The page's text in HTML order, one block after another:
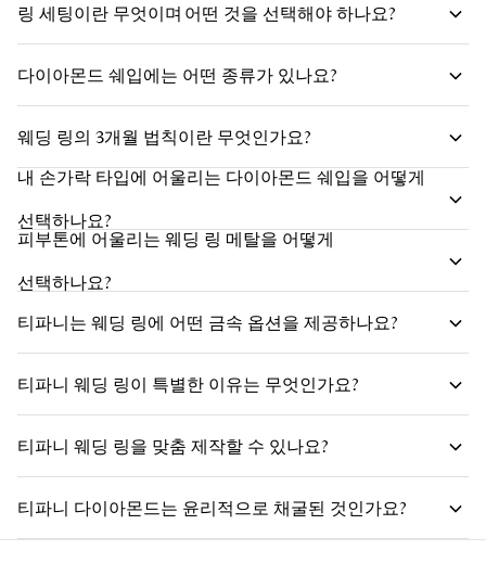
링 세팅이란 무엇이며 어떤 것을 선택해야 하나요?
유명한 세팅
다이아몬드 쉐입에는 어떤 종류가 있나요?
웨딩 링의 3개월 법칙이란 무엇인가요?
내 손가락 타입에 어울리는 다이아몬드 쉐입을 어떻게
선택하나요?
티파니 다이아몬드 쉐입을 살펴보고
피부톤에 어울리는 웨딩 링 메탈을 어떻게
선택하나요?
티파니는 웨딩 링에 어떤 금속 옵션을 제공하나요?
티파니 웨딩 링이 특별한 이유는 무엇인가요?
티파니 웨딩 링을 맞춤 제작할 수 있나요?
티파니 다이아몬드는 윤리적으로 채굴된 것인가요?